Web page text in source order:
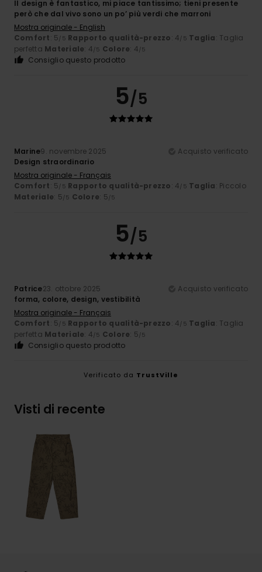
Il design è fantastico, mi piace tantissimo; tieni presente
però che dal vivo sono un po’ più verdi che marroni
Mostra originale - English
Comfort: 5/5 Rapporto qualità-prezzo: 4/5 Taglia: Taglia
perfetta Materiale: 4/5 Colore: 4/5
Consiglio questo prodotto
5/5
Marine9. novembre 2025
Acquisto verificato
Design straordinario
Mostra originale - Français
Comfort: 5/5 Rapporto qualità-prezzo: 4/5 Taglia: Piccolo
Materiale: 5/5 Colore: 5/5
5/5
Patrice23. ottobre 2025
Acquisto verificato
forma, colore, design, vestibilità
Mostra originale - Français
Comfort: 5/5 Rapporto qualità-prezzo: 4/5 Taglia: Taglia
perfetta Materiale: 4/5 Colore: 5/5
Consiglio questo prodotto
Verificato da TrustVille
Visti di recente